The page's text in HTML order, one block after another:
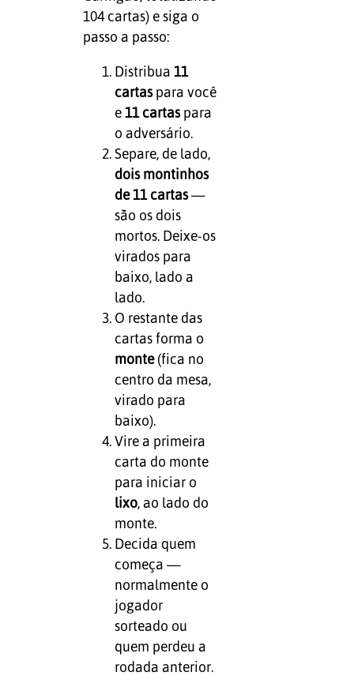
104 cartas) e siga o
passo a passo:
Distribua 11
cartaspara você
e 11 cartaspara
o adversário.
Separe, de lado,
dois montinhos
de 11 cartas—
são os dois
mortos. Deixe-os
virados para
baixo, lado a
lado.
O restante das
cartas forma o
monte(fica no
centro da mesa,
virado para
baixo).
Vire a primeira
carta do monte
para iniciar o
lixo, ao lado do
monte.
Decida quem
começa —
normalmente o
jogador
sorteado ou
quem perdeu a
rodada anterior.